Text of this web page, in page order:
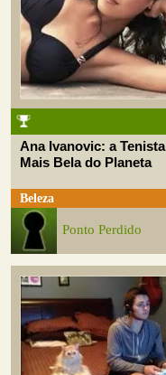
Ana Ivanovic: a Tenista
Mais Bela do Planeta
Beleza
Ponto Perdido